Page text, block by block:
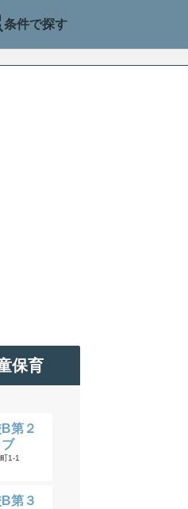
条件で探す
保育
第２
1-1
第３